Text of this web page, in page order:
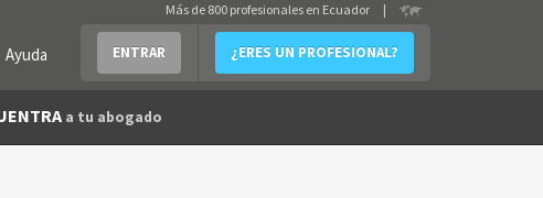
Ayuda ENTRAR ¿ERES UN PROFESIONAL?
Más de 800 profesionales en Ecuador |
a tu abogado